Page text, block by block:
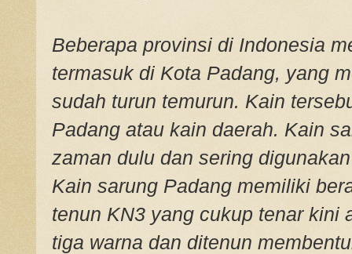
Beberapa provinsi di Indonesia
termasuk di Kota Padang, yang
sudah turun temurun. Kain
Padang atau kain daerah. Kain
zaman dulu dan sering
Kain sarung Padang memiliki
tenun KN3 yang cukup tenar kini
tiga warna dan ditenun